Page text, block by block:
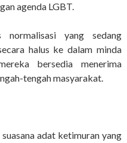
agenda LGBT.
normalisasi yang sedang
halus ke dalam minda
bersedia menerima
tengah masyarakat.
adat ketimuran yang